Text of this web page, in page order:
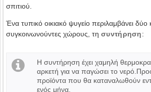
σπιτιού.
Ένα τυπικό οικιακό ψυγείο περιλαμβάνει δύο
συγκοινωνούντες χώρους, τη συντήρηση:
Η συντήρηση έχει χαμηλή
αρκετή για να παγώσει το
προϊόντα που θα καταναλωθούν
ενός μήνα.